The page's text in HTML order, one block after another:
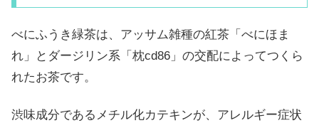
べにふうき緑茶は、アッサム雑種の紅茶「べにほま
れ」とダージリン系「枕cd86」の交配によってつくら
れたお茶です。
渋味成分であるメチル化カテキンが、アレルギー症状